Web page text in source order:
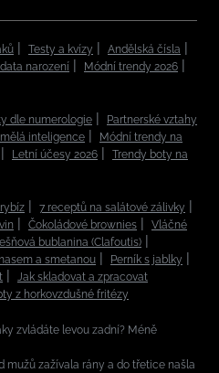
Testy a kvízy
Andělská čísla
narození
Módní trendy 2026
dle numerologie
Partnerské vztahy
inteligence
Módní trendy na
Letní účesy 2026
Trendy boty na
7 receptů na salátové zálivky
Čokoládové brownies
Vláčné
bublanina (Clafoutis)
a smetanou
Perník s jablky
Jak skladovat a zpracovat
z horkovzdušné fritézy
zvládáte levou zadní? Méně
mužů zažívala rány a do třetice našla